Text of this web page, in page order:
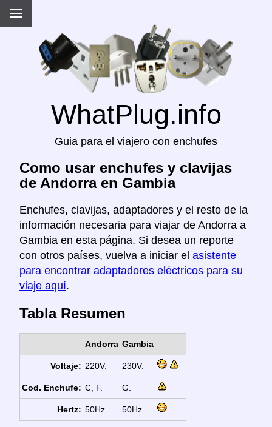
WhatPlug.info
Guia para el viajero con enchufes
Como usar enchufes y clavijas
de Andorra en Gambia
Enchufes, clavijas, adaptadores y el resto de la
información necesaria para viajar de Andorra a
Gambia en esta página. Si desea un reporte
con otros países, vuelva a iniciar el asistente
para encontrar adaptadores eléctricos para su
viaje aquí.
Tabla Resumen
Andorra Gambia
Voltaje: 220V. 230V.
Cod. Enchufe: C, F. G.
Hertz: 50Hz. 50Hz.